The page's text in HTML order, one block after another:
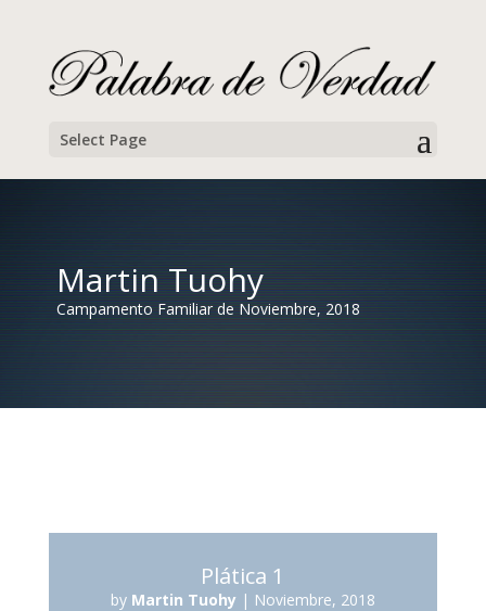
Select Page
Martin Tuohy
Campamento Familiar de Noviembre, 2018
Plática 1
by Martin Tuohy| Noviembre, 2018